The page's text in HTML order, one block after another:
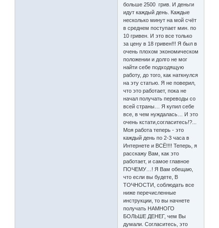
больше 2500 грив. И деньги
идут каждый день. Каждые
несколько минут на мой счёт
в среднем поступает мин. по
10 гривен. И это все только
за цену в 18 гривен!!! Я был в
очень плохом экономическом
положении и долго не мог
найти себе подходящую
работу, до того, как наткнулся
на эту статью. Я не поверил,
что это работает, пока не
начал получать переводы со
всей страны… Я купил себе
все, в чем нуждалась… И это
очень кстати,согласитесь!?...
Моя работа теперь - это
каждый день по 2-3 часа в
Интернете и ВСЁ!!!! Теперь, я
расскажу Вам, как это
работает, и самое главное
ПОЧЕМУ…! Я Вам обещаю,
что если вы будете, В
ТОЧНОСТИ, соблюдать все
ниже перечисленные
инструкции, то вы начнете
получать НАМНОГО
БОЛЬШЕ ДЕНЕГ, чем Вы
думали. Согласитесь, это